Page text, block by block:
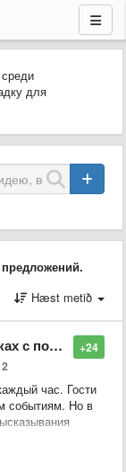
для
Hæst metið
+24
"повтор"
2
час. Гости
событиям. Но в